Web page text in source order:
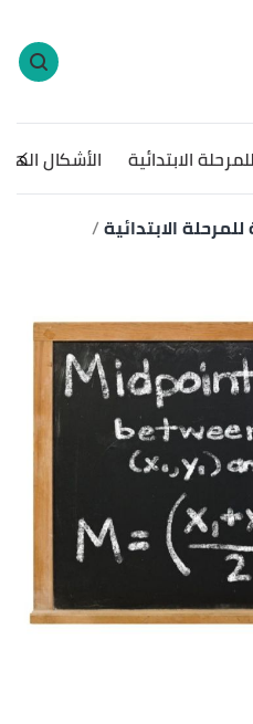
الابتدائية الأشكال
الابتدائية